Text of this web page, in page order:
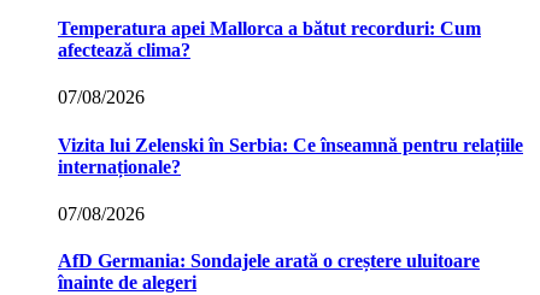
Temperatura apei Mallorca a bătut recorduri: Cum
afectează clima?
07/08/2026
Vizita lui Zelenski în Serbia: Ce înseamnă pentru relațiile
internaționale?
07/08/2026
AfD Germania: Sondajele arată o creștere uluitoare
înainte de alegeri